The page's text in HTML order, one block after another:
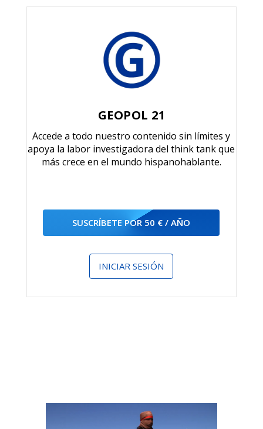
GEOPOL 21
Accede a todo nuestro contenido sin límites y
apoya la labor investigadora del think tank que
más crece en el mundo hispanohablante.
SUSCRÍBETE POR 50 € / AÑO
INICIAR SESIÓN